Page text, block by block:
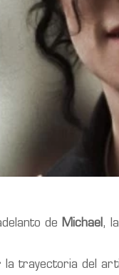
de Michael ,
trayectoria del